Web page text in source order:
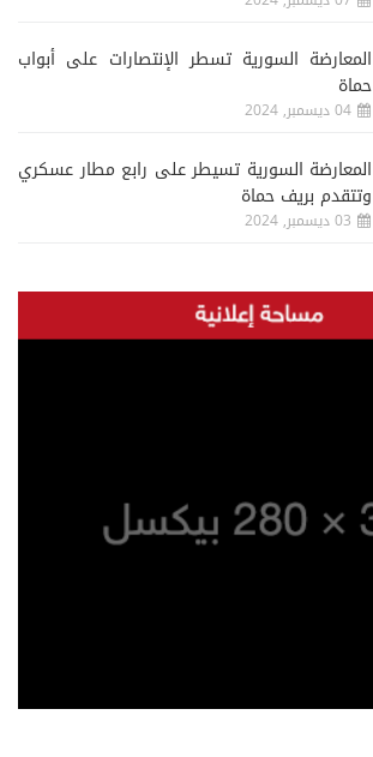
المعارضة السورية تسطر الإنتصارات على أبواب
حماة
04 ديسمبر, 2024
المعارضة السورية تسيطر على رابع مطار عسكري
وتتقدم بريف حماة
03 ديسمبر, 2024